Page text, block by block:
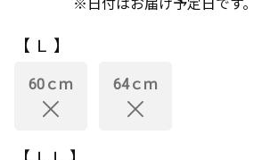
【 Ｌ 】
60ｃｍ 64ｃｍ